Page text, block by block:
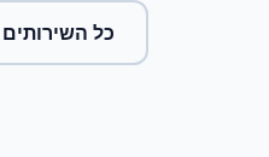
כל